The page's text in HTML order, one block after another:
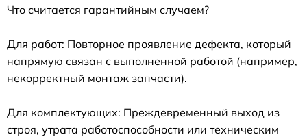
Что считается гарантийным случаем?
Для работ: Повторное проявление дефекта, который
напрямую связан с выполненной работой (например,
некорректный монтаж запчасти).
Для комплектующих: Преждевременный выход из
строя, утрата работоспособности или техническим